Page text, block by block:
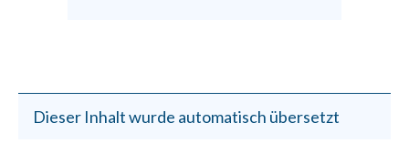
Dieser Inhalt wurde automatisch übersetzt